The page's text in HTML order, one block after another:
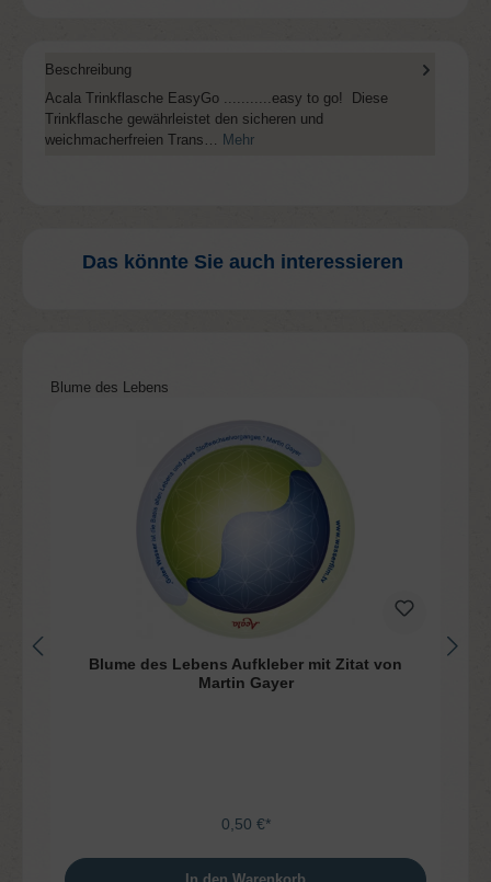
Beschreibung
Acala Trinkflasche EasyGo ...........easy to go! Diese
Trinkflasche gewährleistet den sicheren und
weichmacherfreien Trans… Mehr
Das könnte Sie auch interessieren
Produktgalerie überspringen
Blume des Lebens
Blume des Lebens Aufkleber mit Zitat von
Martin Gayer
0,50 €*